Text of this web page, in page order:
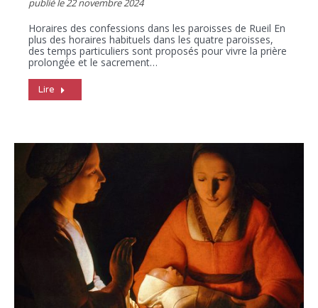
publié le22 novembre 2024
Horaires des confessions dans les paroisses de Rueil En
plus des horaires habituels dans les quatre paroisses,
des temps particuliers sont proposés pour vivre la prière
prolongée et le sacrement…
Lire